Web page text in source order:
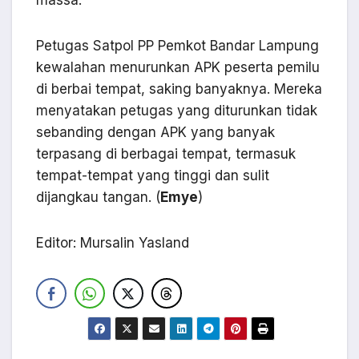
Petugas Satpol PP Pemkot Bandar Lampung
kewalahan menurunkan APK peserta pemilu
di berbai tempat, saking banyaknya. Mereka
menyatakan petugas yang diturunkan tidak
sebanding dengan APK yang banyak
terpasang di berbagai tempat, termasuk
tempat-tempat yang tinggi dan sulit
dijangkau tangan. ( Emye)
Editor: Mursalin Yasland